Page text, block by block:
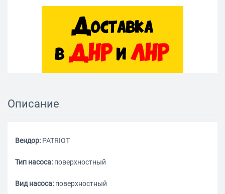
Описание
Вендор: PATRIOT
Тип насоса: поверхностный
Вид насоса: поверхностный